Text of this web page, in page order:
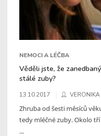
NEMOCI A LÉČBA
Věděli jste, že
stálé zuby?
13.10.2017
Zhruba od šesti měsíců
tedy mléčné zuby. Okolo
...